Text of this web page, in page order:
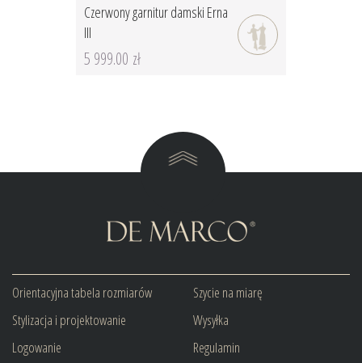
Czerwony garnitur damski Erna
III
5 999.00 zł
Orientacyjna tabela rozmiarów
Stylizacja i projektowanie
Logowanie
Szycie na miarę
Wysyłka
Regulamin